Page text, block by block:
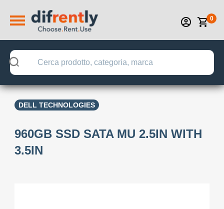
0
DELL TECHNOLOGIES
960GB SSD SATA MU 2.5IN WITH
3.5IN